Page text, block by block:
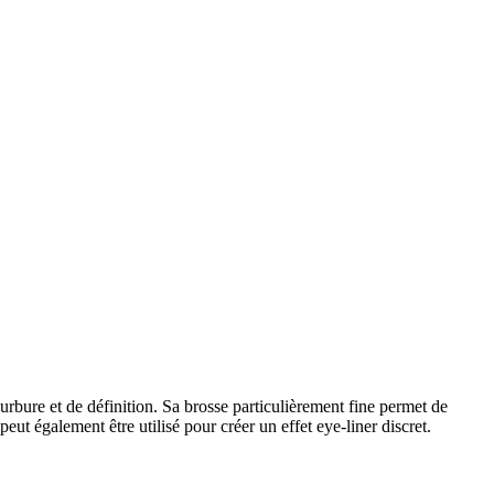
et de définition. Sa brosse particulièrement fine permet de
également être utilisé pour créer un effet eye-liner discret.